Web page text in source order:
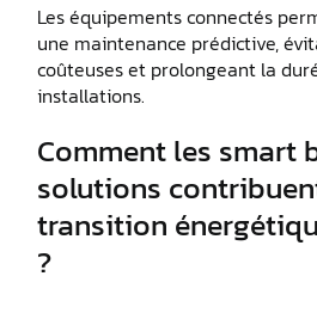
Les équipements connectés
une maintenance prédictive,
coûteuses et prolongeant la
installations.
Comment les smart
solutions
transition
?